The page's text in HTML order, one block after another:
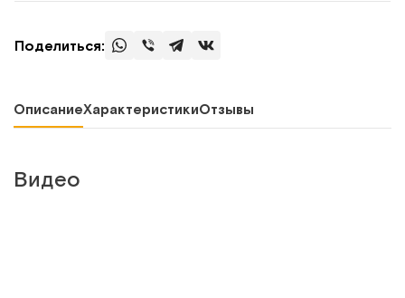
Поделиться:
ОписаниеХарактеристикиОтзывы
Видео